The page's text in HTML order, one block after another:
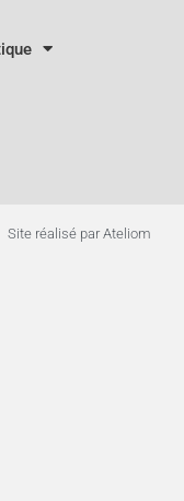
Site réalisé par Ateliom